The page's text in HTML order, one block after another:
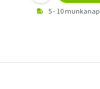
5 - 10 munkanap